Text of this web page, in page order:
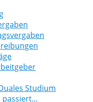
Studium